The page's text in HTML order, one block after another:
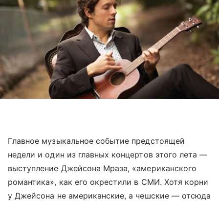
Главное музыкальное событие предстоящей
недели и один из главных концертов этого лета —
выступление Джейсона Мраза, «американского
романтика», как его окрестили в СМИ. Хотя корни
у Джейсона не американские, а чешские — отсюда